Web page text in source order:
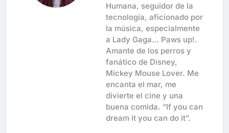
Humana, seguidor de la
tecnología, aficionado por
la música, especialmente
a Lady Gaga… Paws up!.
Amante de los perros y
fanático de Disney,
Mickey Mouse Lover. Me
encanta el mar, me
divierte el cine y una
buena comida. “If you can
dream it you can do it”.